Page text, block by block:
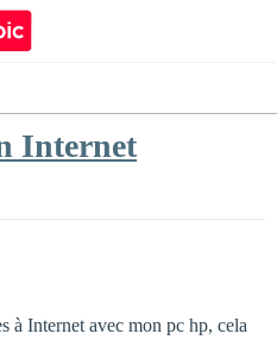
Internet
à Internet avec mon pc hp, cela